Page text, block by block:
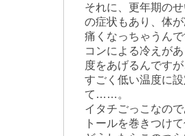
それに、更年期の
の症状もあり、体
痛くなっちゃうん
コンによる冷えが
度をあげるんです
すごく低い温度に
て……。
イタチごっこなの
トールを巻きつけ